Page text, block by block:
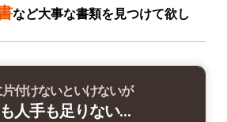
など大事な書類を見つけて欲し
付けないといけないが
人手も足りない…